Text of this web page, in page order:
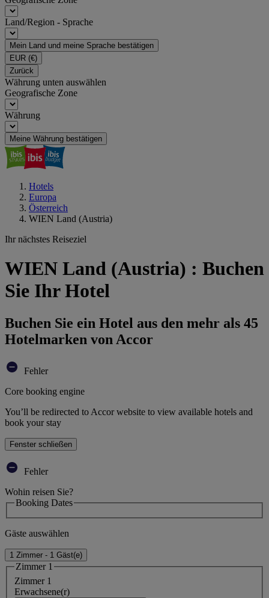
Land/Region - Sprache
Mein Land und meine Sprache bestätigen
EUR (€)
Zurück
Währung unten auswählen
Geografische Zone
Währung
Meine Währung bestätigen
Hotels
Europa
Österreich
WIEN Land (Austria)
Ihr nächstes Reiseziel
WIEN Land (Austria) : Buchen
Sie Ihr Hotel
Buchen Sie ein Hotel aus den mehr als 45
Hotelmarken von Accor
Fehler
Core booking engine
You’ll be redirected to Accor website to view available hotels and
book your stay
Fenster schließen
Fehler
Wohin reisen Sie?
Booking Dates
Gäste auswählen
1 Zimmer - 1 Gäst(e)
Zimmer 1
Zimmer 1
Erwachsene(r)